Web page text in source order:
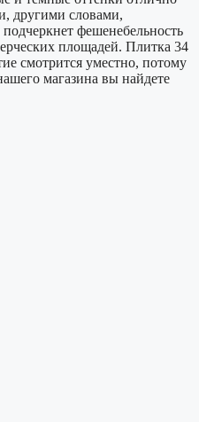
другими словами,
фешенебельность
площадей. Плитка 34
смотрится уместно, потому
магазина вы найдете